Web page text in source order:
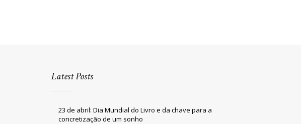
Latest Posts
23 de abril: Dia Mundial do Livro e da chave para a
concretização de um sonho